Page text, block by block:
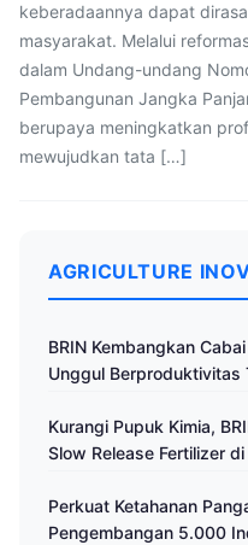
keberadaannya dapat
masyarakat. Melalui
dalam Undang-undang
Pembangunan Jangka
berupaya meningkatkan
mewujudkan tata […]
AGRICULTURE
BRIN Kembangkan
Unggul Berproduktivitas
Kurangi Pupuk Kimia,
Slow Release Fertilizer
Perkuat Ketahanan
Pengembangan 5.000